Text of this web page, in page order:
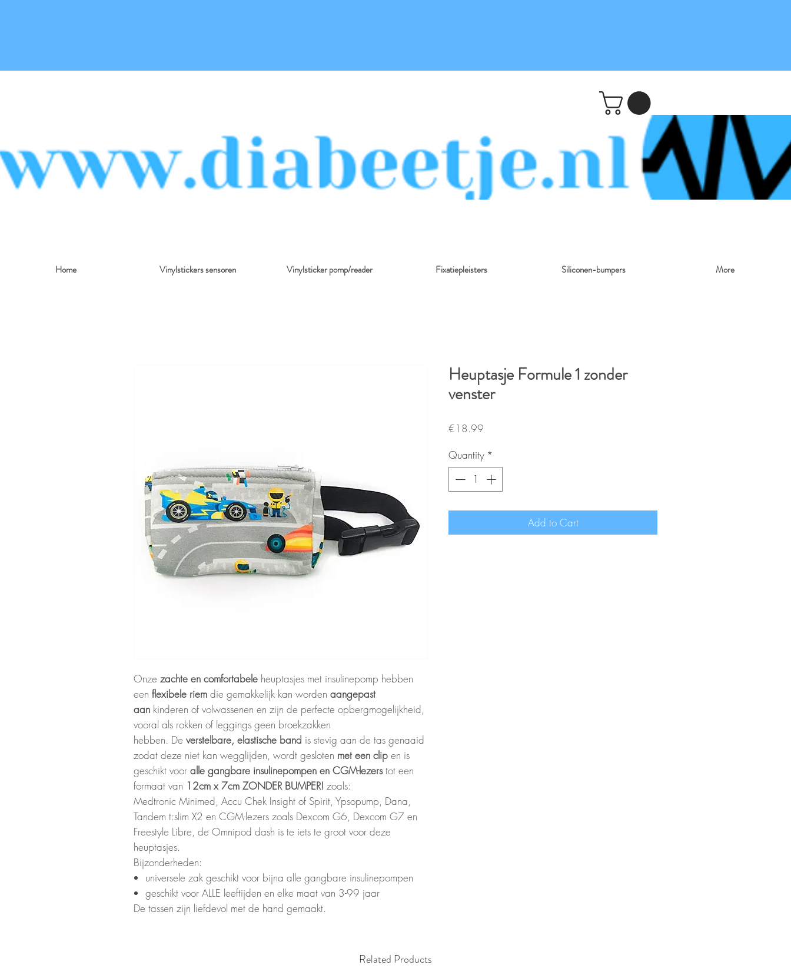
Home Vinylstickers sensoren Vinylsticker pomp/reader Fixatiepleisters Siliconen-bumpers More
Onze zachte en comfortabele heuptasjes met insulinepomp hebben
een flexibele riem die gemakkelijk kan worden aangepast
aan kinderen of volwassenen en zijn de perfecte opbergmogelijkheid,
vooral als rokken of leggings geen broekzakken
hebben. De verstelbare, elastische band is stevig aan de tas genaaid
zodat deze niet kan wegglijden, wordt gesloten met een clip en is
geschikt voor alle gangbare insulinepompen en CGM-lezerstot een
formaat van 12cm x 7cm ZONDER BUMPER! zoals:
Medtronic Minimed, Accu Chek Insight of Spirit, Ypsopump, Dana,
Tandem t:slim X2 en CGM-lezers zoals Dexcom G6, Dexcom G7 en
Freestyle Libre, de Omnipod dash is te iets te groot voor deze
heuptasjes.
Bijzonderheden:
universele zak geschikt voor bijna alle gangbare insulinepompen
geschikt voor ALLE leeftijden en elke maat van 3-99 jaar
De tassen zijn liefdevol met de hand gemaakt.
Heuptasje Formule 1 zonder
venster
€18.99
Quantity *
Add to Cart
Related Products